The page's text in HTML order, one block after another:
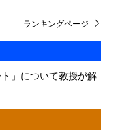
」について教授が解
ランキングページ